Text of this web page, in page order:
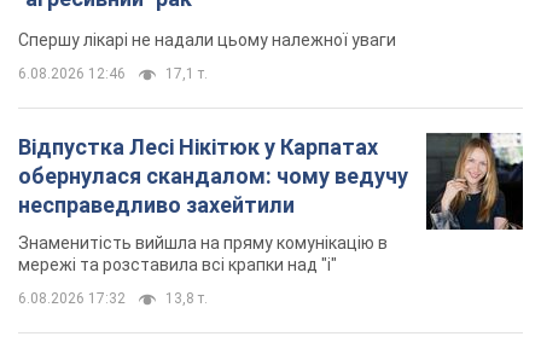
Спершу лікарі не надали цьому належної уваги
6.08.2026 12:46 17,1 т.
Відпустка Лесі Нікітюк у Карпатах
обернулася скандалом: чому ведучу
несправедливо захейтили
Знаменитість вийшла на пряму комунікацію в
мережі та розставила всі крапки над "і"
6.08.2026 17:32 13,8 т.